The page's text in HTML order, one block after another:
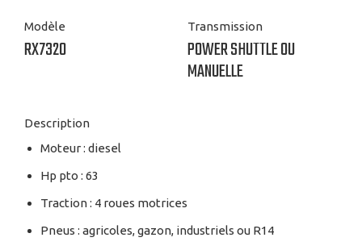
Modèle
RX7320
Transmission
POWER SHUTTLE OU
MANUELLE
Description
Moteur : diesel
Hp pto : 63
Traction : 4 roues motrices
Pneus : agricoles, gazon, industriels ou R14